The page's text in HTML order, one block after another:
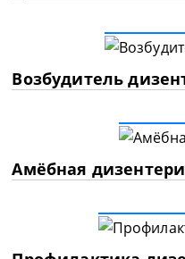
Возбудитель
Амёбная